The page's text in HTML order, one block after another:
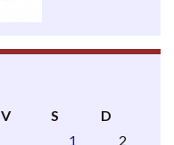
V S
D
1
2